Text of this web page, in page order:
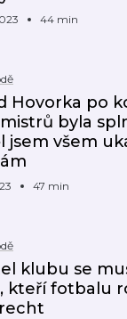
44 min
Hovorka po
byla
jsem všem
47 min
klubu se
kteří fotbalu